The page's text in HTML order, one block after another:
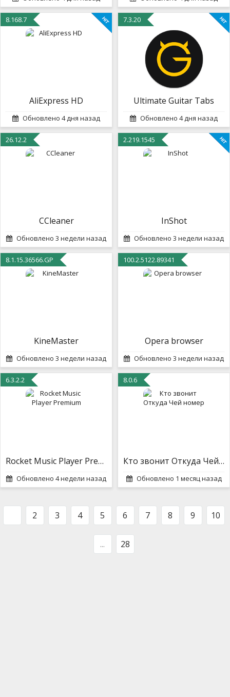
8.168.7
AliExpress HD
Обновлено 4 дня назад
7.3.20
Ultimate Guitar Tabs
Обновлено 4 дня назад
26.12.2
CCleaner
Обновлено 3 недели назад
2.219.1545
InShot
Обновлено 3 недели назад
8.1.15.36566.GP
KineMaster
Обновлено 3 недели назад
100.2.5122.89341
Opera browser
Обновлено 3 недели назад
6.3.2.2
Rocket Music Player Premium
Обновлено 4 недели назад
8.0.6
Кто звонит Откуда Чей номер
Обновлено 1 месяц назад
2 3 4 5 6 7 8 9 10
... 28